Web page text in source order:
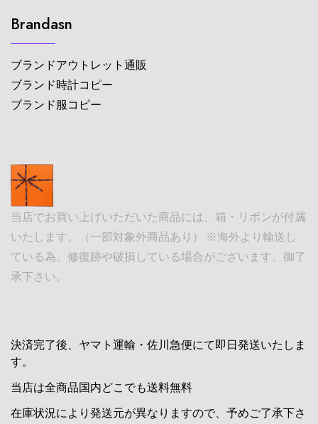
Brandasn
ブランドアウトレット通販
ブランド時計コピー
ブランド服コピー
当店でお買い上げいただいた商品には、箱・リボンが付属
いたします。（一部対象外商品あり） ※海外より輸送し
ている為、修復跡や破損している場合がございます。御了
承下さい。
決済完了後、ヤマト運輸・佐川急便にて即日発送いたしま
す。
当店は全商品国内どこでも送料無料
在庫状況により発送元が異なりますので、予めご了承下さ